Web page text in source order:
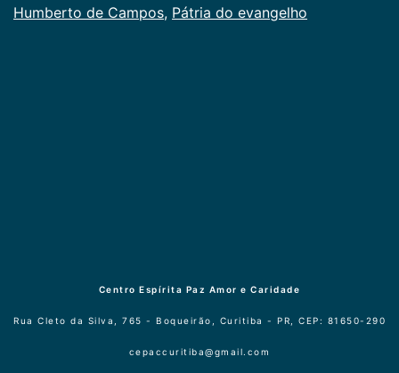
como
Humberto de Campos, Pátria do evangelho
Centro Espírita Paz Amor e Caridade
Rua Cleto da Silva, 765 - Boqueirão, Curitiba - PR, CEP: 81650-290
cepaccuritiba@gmail.com